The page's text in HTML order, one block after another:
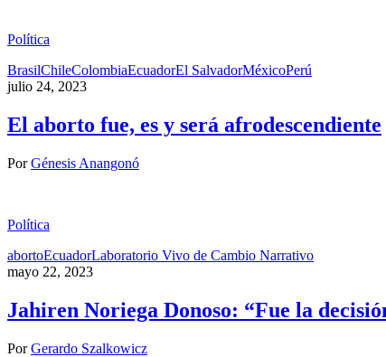
Política
BrasilChileColombiaEcuadorEl SalvadorMéxicoPerú
julio 24, 2023
El aborto fue, es y será afrodescendiente
PorGénesis Anangonó
Política
abortoEcuadorLaboratorio Vivo de Cambio Narrativo
mayo 22, 2023
Jahiren Noriega Donoso: “Fue la
PorGerardo Szalkowicz